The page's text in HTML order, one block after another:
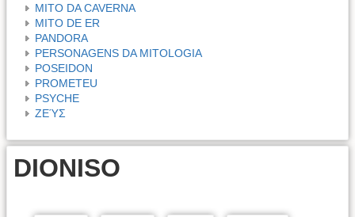
MITO DA CAVERNA
MITO DE ER
PANDORA
PERSONAGENS DA MITOLOGIA
POSEIDON
PROMETEU
PSYCHE
ΖΕΎΣ
DIONISO